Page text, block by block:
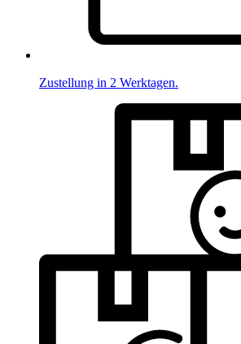
Zustellung in 2 Werktagen.